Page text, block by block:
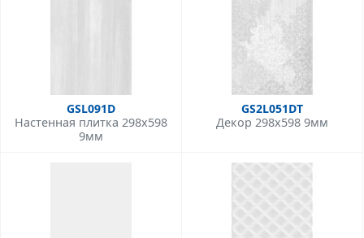
GSL091D
Настенная плитка 298x598
9мм
GS2L051DT
Декор 298x598 9мм